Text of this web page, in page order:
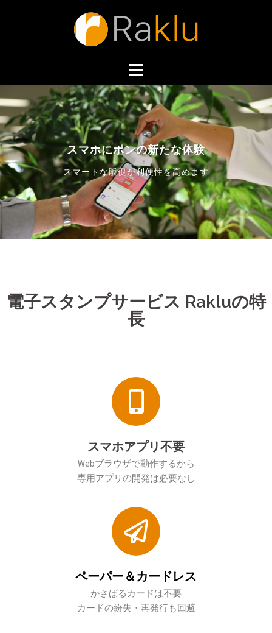
スマホにポンの新たな体験
スマートな販促が利便性を高めます
電子スタンプサービス Rakluの特
長
スマホアプリ不要
Webブラウザで動作するから
専用アプリの開発は必要なし
ペーパー＆カードレス
かさばるカードは不要
カードの紛失・再発行も回避